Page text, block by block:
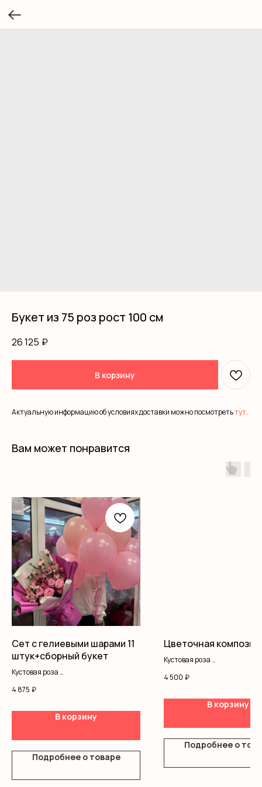
Букет из 75 роз рост 100 см
26 125 ₽
В корзину
Актуальную информацию об условиях доставки можно посмотретьтут.
Вам может понравится
Сет с гелиевыми шарами 11
штук+сборный букет
Кустовая роза
Диантус
Гелиевые шары
4 875 ₽
В корзину
Подробнее о товаре
Цветочная
Кустовая роза
Гипсофила
Сумочка
4 500 ₽
В корзину
Подробнее о